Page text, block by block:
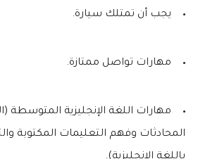
يجب أن تمتلك سيارة.
مهارات تواصل ممتازة.
مهارات اللغة الإنجليزية المتوسطة
المحادثات وفهم التعليمات المكتوبة
باللغة الإنجليزية).